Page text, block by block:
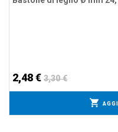
2,48 € 3,30 €